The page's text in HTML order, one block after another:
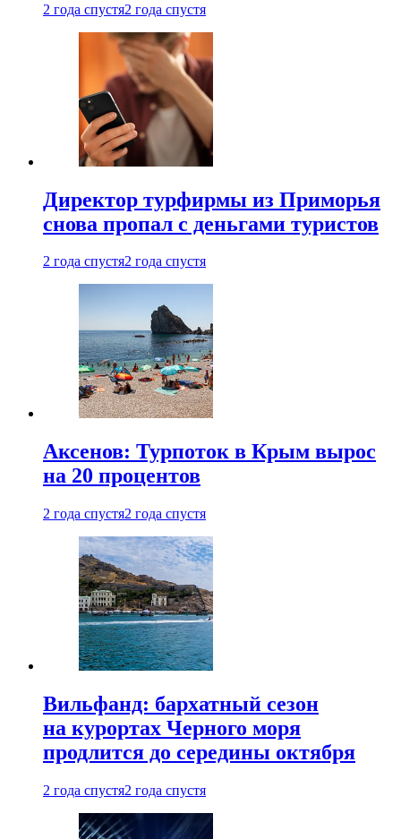
2 года спустя2 года спустя
Директор турфирмы из Приморья
снова пропал с деньгами туристов
2 года спустя2 года спустя
Аксенов: Турпоток в Крым вырос
на 20 процентов
2 года спустя2 года спустя
Вильфанд: бархатный сезон
на курортах Черного моря
продлится до середины октября
2 года спустя2 года спустя